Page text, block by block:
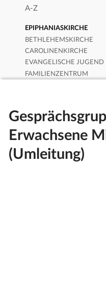
A-Z
EPIPHANIASKIRCHE
BETHLEHEMSKIRCHE
CAROLINENKIRCHE
EVANGELISCHE JUGEND
FAMILIENZENTRUM
Erwachsene
(Umleitung)